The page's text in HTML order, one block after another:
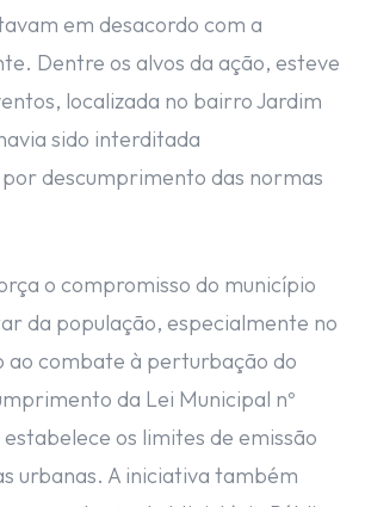
em desacordo com a
Dentre os alvos da ação, esteve
localizada no bairro Jardim
sido interditada
descumprimento das normas
o compromisso do município
da população, especialmente no
ao combate à perturbação do
da Lei Municipal nº
estabelece os limites de emissão
urbanas. A iniciativa também